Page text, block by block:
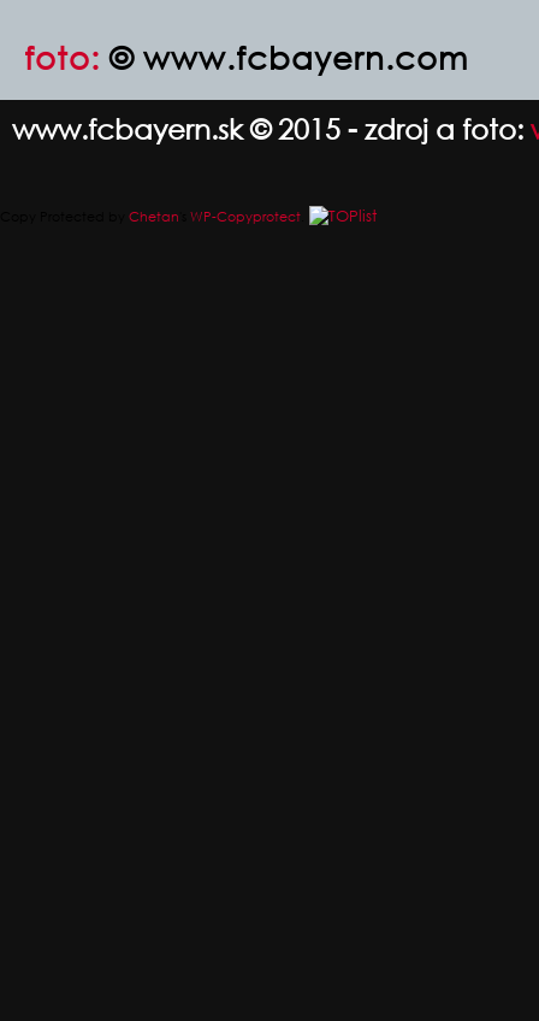
foto:© www.fcbayern.com
www.fcbayern.sk © 2015 - zdroj a foto:
Chetan WP-Copyprotect